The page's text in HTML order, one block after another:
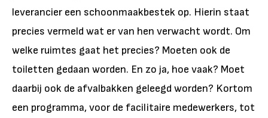
leverancier een schoonmaakbestek op. Hierin staat
precies vermeld wat er van hen verwacht wordt. Om
welke ruimtes gaat het precies? Moeten ook de
toiletten gedaan worden. En zo ja, hoe vaak? Moet
daarbij ook de afvalbakken geleegd worden? Kortom
een programma, voor de facilitaire medewerkers, tot